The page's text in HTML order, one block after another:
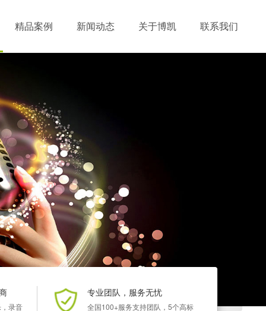
精品案例 新闻动态 关于博凯 联系我们
录音
专业团队，服务无忧
全国100+服务支持团队，5个高标